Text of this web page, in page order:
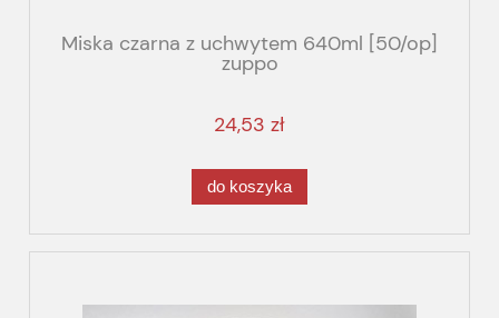
Miska czarna z uchwytem 640ml [50/op]
zuppo
24,53 zł
do koszyka